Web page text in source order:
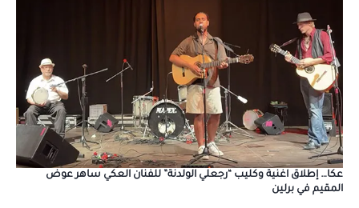
عكا… إطلاق اغنية وكليب “رجعلي الولدنة” للفنان العكي ساهر عوض
المقيم في برلين